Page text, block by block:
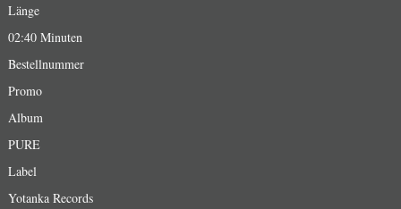
Länge
02:40 Minuten
Bestellnummer
Promo
Album
PURE
Label
Yotanka Records